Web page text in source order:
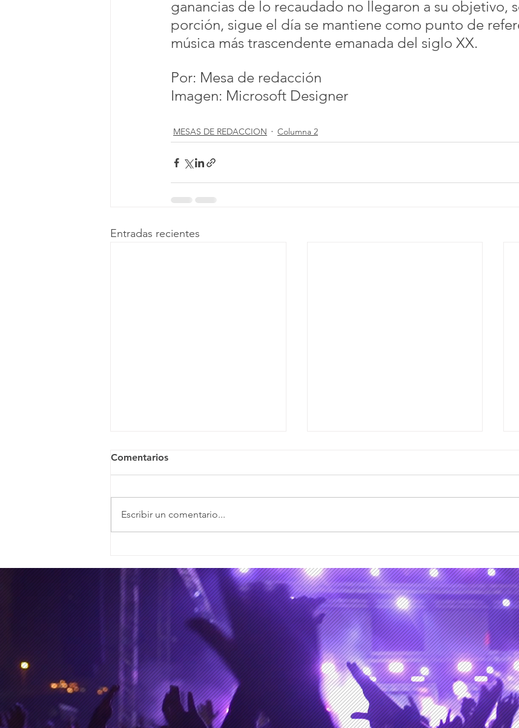
ganancias de lo recaudado no llegaron a su objetivo,
porción, sigue el día se mantiene como punto de
música más trascendente emanada del siglo XX.
Por: Mesa de redacción
Imagen: Microsoft Designer
MESAS DE REDACCION Columna 2
Entradas recientes
los días de la partida de
Kavinsky y Glen Hansard
amalgama de
musical, audiovisual,
editorial y escénica en el
marco de Encuentro
Multiversos-NGM
Comentarios
Escribir un comentario...